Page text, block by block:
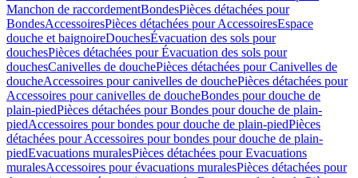
Manchon de raccordementBondesPièces détachées pour
BondesAccessoiresPièces détachées pour AccessoiresEspace
douche et baignoireDouchesÉvacuation des sols pour
douchesPièces détachées pour Évacuation des sols pour
douchesCanivelles de douchePièces détachées pour Canivelles de
doucheAccessoires pour canivelles de douchePièces détachées pour
Accessoires pour canivelles de doucheBondes pour douche de
plain-piedPièces détachées pour Bondes pour douche de plain-
piedAccessoires pour bondes pour douche de plain-piedPièces
détachées pour Accessoires pour bondes pour douche de plain-
piedEvacuations muralesPièces détachées pour Evacuations
muralesAccessoires pour évacuations muralesPièces détachées pour